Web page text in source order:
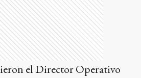
el Director Operativo